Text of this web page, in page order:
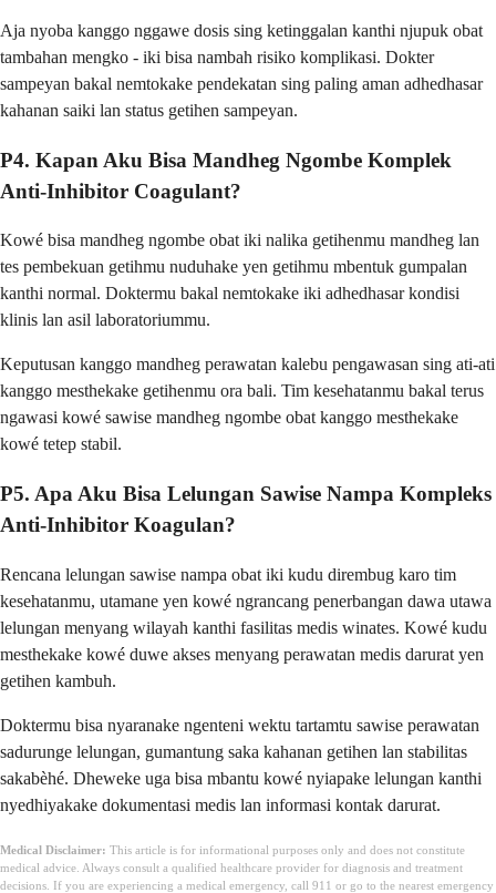
Aja nyoba kanggo nggawe dosis sing ketinggalan kanthi njupuk obat
tambahan mengko - iki bisa nambah risiko komplikasi. Dokter
sampeyan bakal nemtokake pendekatan sing paling aman adhedhasar
kahanan saiki lan status getihen sampeyan.
P4. Kapan Aku Bisa Mandheg Ngombe Komplek
Anti-Inhibitor Coagulant?
Kowé bisa mandheg ngombe obat iki nalika getihenmu mandheg lan
tes pembekuan getihmu nuduhake yen getihmu mbentuk gumpalan
kanthi normal. Doktermu bakal nemtokake iki adhedhasar kondisi
klinis lan asil laboratoriummu.
Keputusan kanggo mandheg perawatan kalebu pengawasan sing ati-ati
kanggo mesthekake getihenmu ora bali. Tim kesehatanmu bakal terus
ngawasi kowé sawise mandheg ngombe obat kanggo mesthekake
kowé tetep stabil.
P5. Apa Aku Bisa Lelungan Sawise Nampa Kompleks
Anti-Inhibitor Koagulan?
Rencana lelungan sawise nampa obat iki kudu dirembug karo tim
kesehatanmu, utamane yen kowé ngrancang penerbangan dawa utawa
lelungan menyang wilayah kanthi fasilitas medis winates. Kowé kudu
mesthekake kowé duwe akses menyang perawatan medis darurat yen
getihen kambuh.
Doktermu bisa nyaranake ngenteni wektu tartamtu sawise perawatan
sadurunge lelungan, gumantung saka kahanan getihen lan stabilitas
sakabèhé. Dheweke uga bisa mbantu kowé nyiapake lelungan kanthi
nyedhiyakake dokumentasi medis lan informasi kontak darurat.
Medical Disclaimer: This article is for informational purposes only and does not constitute
medical advice. Always consult a qualified healthcare provider for diagnosis and treatment
decisions. If you are experiencing a medical emergency, call 911 or go to the nearest emergency